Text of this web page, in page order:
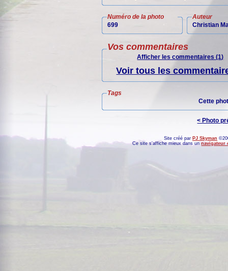
Numéro de la photo
699
Auteur
Christian
Vos commentaires
Afficher les commentaires (1)
Voir tous les
Tags
Cette
< Photo
Site créé par PJ Skyman
Ce site s'affiche mieux dans unnavigateur